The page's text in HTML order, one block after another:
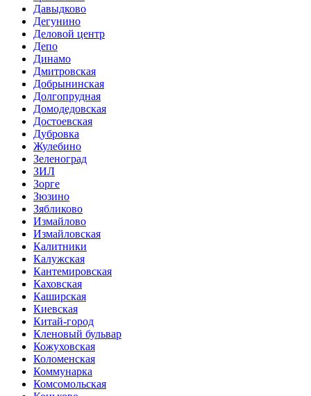
Давыдково
Дегунино
Деловой центр
Депо
Динамо
Дмитровская
Добрынинская
Долгопрудная
Домодедовская
Достоевская
Дубровка
Жулебино
Зеленоград
ЗИЛ
Зорге
Зюзино
Зябликово
Измайлово
Измайловская
Калитники
Калужская
Кантемировская
Каховская
Каширская
Киевская
Китай-город
Кленовый бульвар
Кожуховская
Коломенская
Коммунарка
Комсомольская